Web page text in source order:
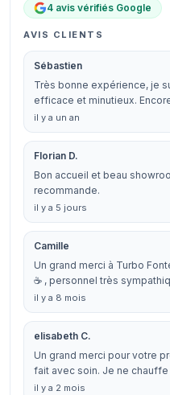
4 avis vérifiés Google
AVIS CLIENTS
Sébastien
Très bonne expérience, je
efficace et minutieux.
il y a un an
Florian D.
Bon accueil et beau
recommande.
il y a 5 jours
Camille
Un grand merci à Turbo
☕ , personnel très
il y a 8 mois
elisabeth C.
Un grand merci pour votre
fait avec soin. Je ne
il y a 2 mois